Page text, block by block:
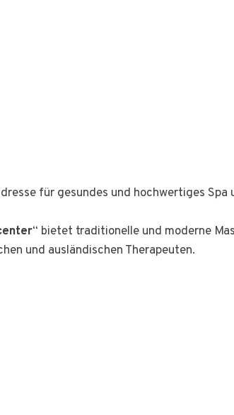
für gesundes und hochwertiges Spa
“ bietet traditionelle und moderne
und ausländischen Therapeuten.